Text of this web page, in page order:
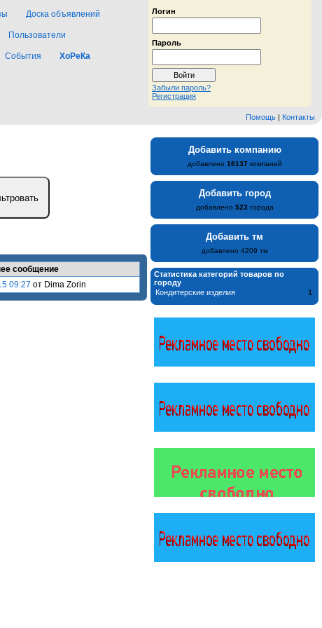
Логин
Пароль
Забыли пароль?
Регистрация
Доска объявлений
Пользователи
События ХоРеКа
Помощь | Контакты
сообщение
09:27 от Dima Zorin
Добавить компанию
добавлено 16137 компаний
Добавить город
добавлено 523 города
Добавить тм
добавлено 4209 тм
Статистика категорий товаров по
городу
Кондитерские изделия
1